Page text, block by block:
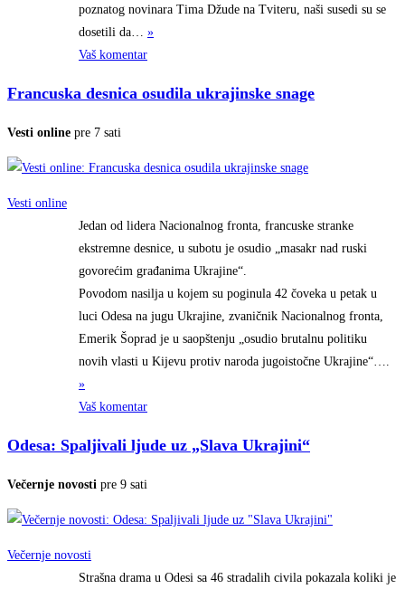
poznatog novinara Tima Džude na Tviteru, naši susedi su se
dosetili da… »
Vaš komentar
Francuska desnica osudila ukrajinske snage
Vesti online pre 7 sati
Vesti online
Jedan od lidera Nacionalnog fronta, francuske stranke
ekstremne desnice, u subotu je osudio „masakr nad ruski
govorećim građanima Ukrajine“.
Povodom nasilja u kojem su poginula 42 čoveka u petak u
luci Odesa na jugu Ukrajine, zvaničnik Nacionalnog fronta,
Emerik Šoprad je u saopštenju „osudio brutalnu politiku
novih vlasti u Kijevu protiv naroda jugoistočne Ukrajine“….
»
Vaš komentar
Odesa: Spaljivali ljude uz „Slava Ukrajini“
Večernje novosti pre 9 sati
Večernje novosti
Strašna drama u Odesi sa 46 stradalih civila pokazala koliki je